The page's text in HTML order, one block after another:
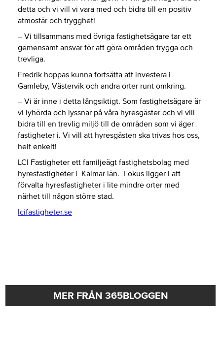
detta och vi vill vi vara med och bidra till en positiv
atmosfär och trygghet!
– Vi tillsammans med övriga fastighetsägare tar ett
gemensamt ansvar för att göra områden trygga och
trevliga.
Fredrik hoppas kunna fortsätta att investera i
Gamleby, Västervik och andra orter runt omkring.
– Vi är inne i detta långsiktigt. Som fastighetsägare är
vi lyhörda och lyssnar på våra hyresgäster och vi vill
bidra till en trevlig miljö till de områden som vi äger
fastigheter i. Vi vill att hyresgästen ska trivas hos oss,
helt enkelt!
LCI Fastigheter ett familjeägt fastighetsbolag med
hyresfastigheter i Kalmar län. Fokus ligger i att
förvalta hyresfastigheter i lite mindre orter med
närhet till någon större stad.
lcifastigheter.se
MER FRÅN 365BLOGGEN